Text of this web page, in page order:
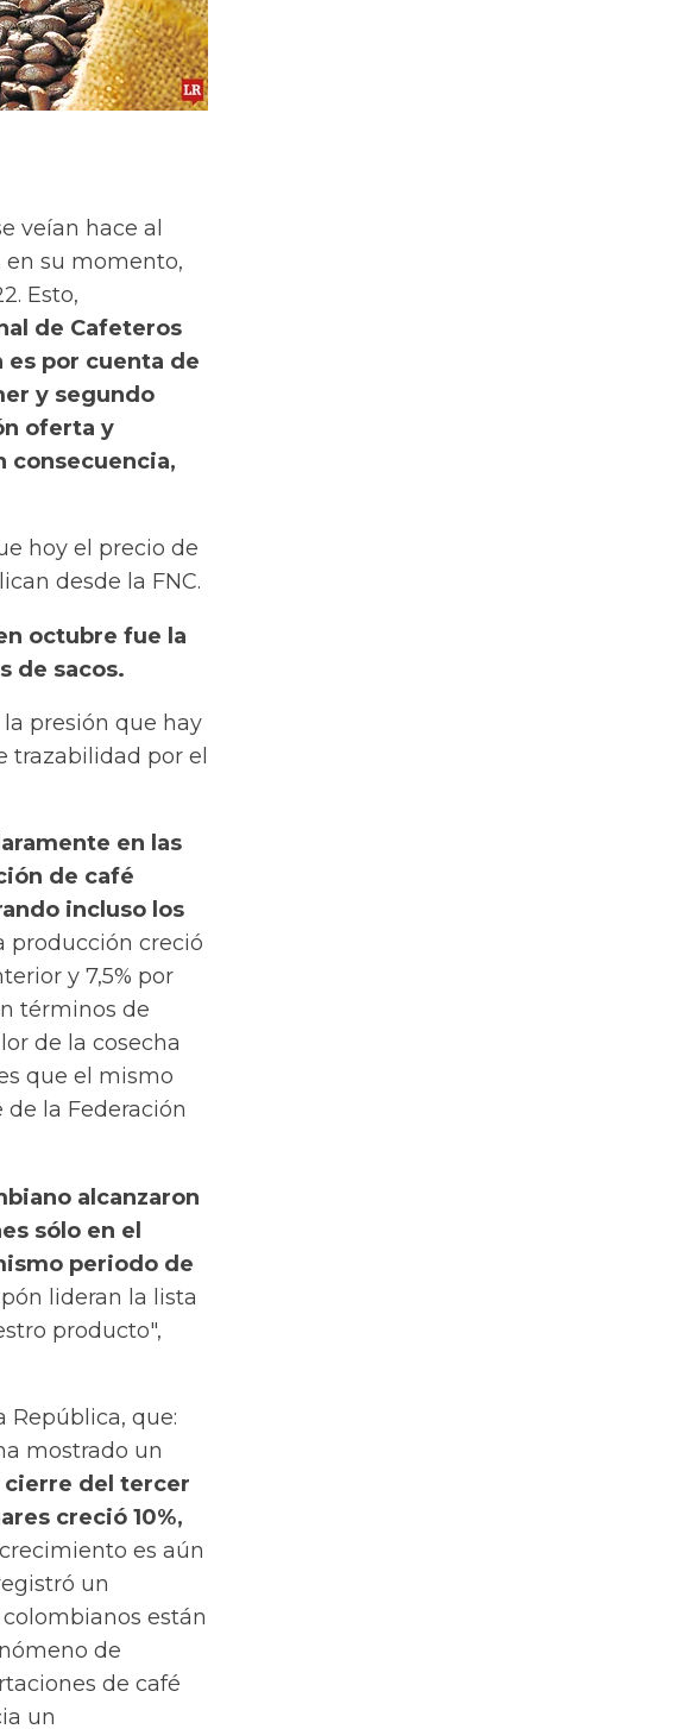
veían hace al
en su momento,
Esto,
de Cafeteros
es por cuenta de
y segundo
oferta y
consecuencia,
hoy el precio de
desde la FNC.
octubre fue la
de sacos.
presión que hay
por el
en las
de café
incluso los
producción creció
y 7,5% por
términos de
de la cosecha
que el mismo
la Federación
alcanzaron
sólo en el
periodo de
lideran la lista
producto",
República, que:
mostrado un
cierre del tercer
creció 10%,
es aún
un
están
de
de café
un